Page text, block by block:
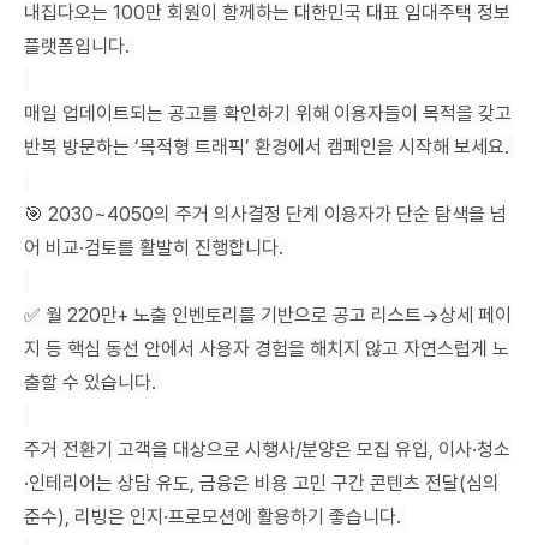
내집다오는 100만 회원이 함께하는 대한민국 대표 임대주택 정보
플랫폼입니다.
매일 업데이트되는 공고를 확인하기 위해 이용자들이 목적을 갖고
반복 방문하는 ‘목적형 트래픽’ 환경에서 캠페인을 시작해 보세요.
🎯 2030~4050의 주거 의사결정 단계 이용자가 단순 탐색을 넘
어 비교·검토를 활발히 진행합니다.
✅ 월 220만+ 노출 인벤토리를 기반으로 공고 리스트→상세 페이
지 등 핵심 동선 안에서 사용자 경험을 해치지 않고 자연스럽게 노
출할 수 있습니다.
주거 전환기 고객을 대상으로 시행사/분양은 모집 유입, 이사·청소
·인테리어는 상담 유도, 금융은 비용 고민 구간 콘텐츠 전달(심의
준수), 리빙은 인지·프로모션에 활용하기 좋습니다.